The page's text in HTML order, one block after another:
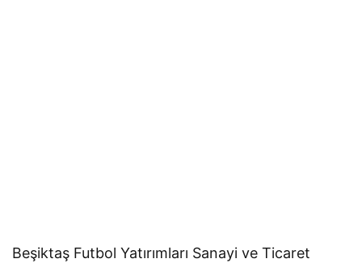
Beşiktaş Futbol Yatırımları Sanayi ve Ticaret